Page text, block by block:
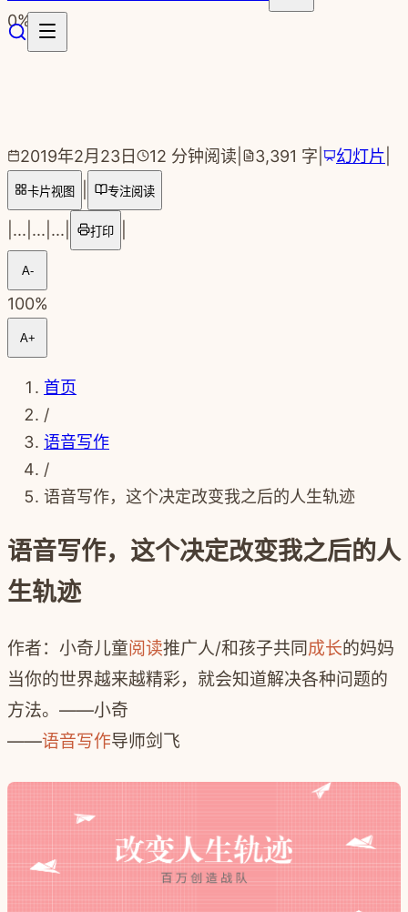
跳转到主要内容
0%
2019年2月23日 12 分钟阅读 3,391 字 幻灯片
卡片视图 专注阅读
... ... ... 打印
A-
100%
A+
首页
/
语音写作
/
语音写作，这个决定改变我之后的人生轨迹
语音写作，这个决定改变我之后的人
生轨迹
作者：小奇儿童阅读推广人/和孩子共同成长的妈妈
当你的世界越来越精彩，就会知道解决各种问题的
方法。——小奇
——语音写作导师剑飞